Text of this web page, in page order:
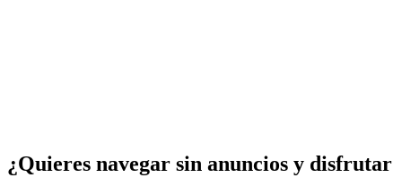
¿Quieres navegar sin anuncios y disfrutar